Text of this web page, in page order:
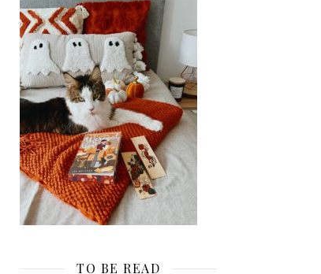
TO BE READ